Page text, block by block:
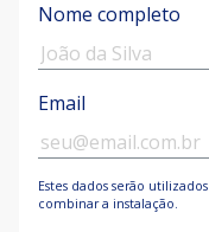
Nome completo
Email
Estes dados serão
combinar a instalação.